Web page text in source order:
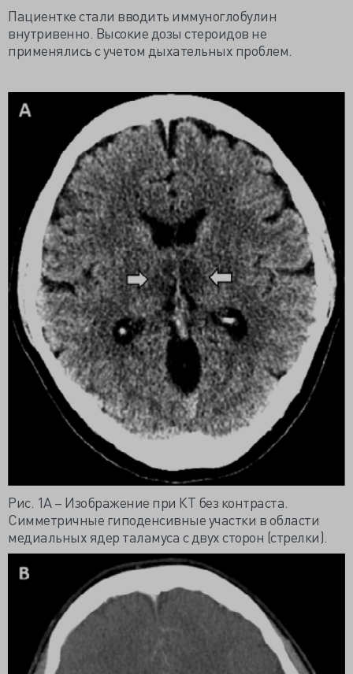
Пациентке стали вводить иммуноглобулин
внутривенно. Высокие дозы стероидов не
применялись с учетом дыхательных проблем.
Рис. 1А – Изображение при КТ без контраста.
Симметричные гиподенсивные участки в области
медиальных ядер таламуса с двух сторон (стрелки).